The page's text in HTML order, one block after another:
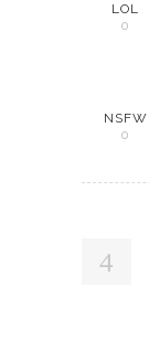
LOL
0
NSFW
0